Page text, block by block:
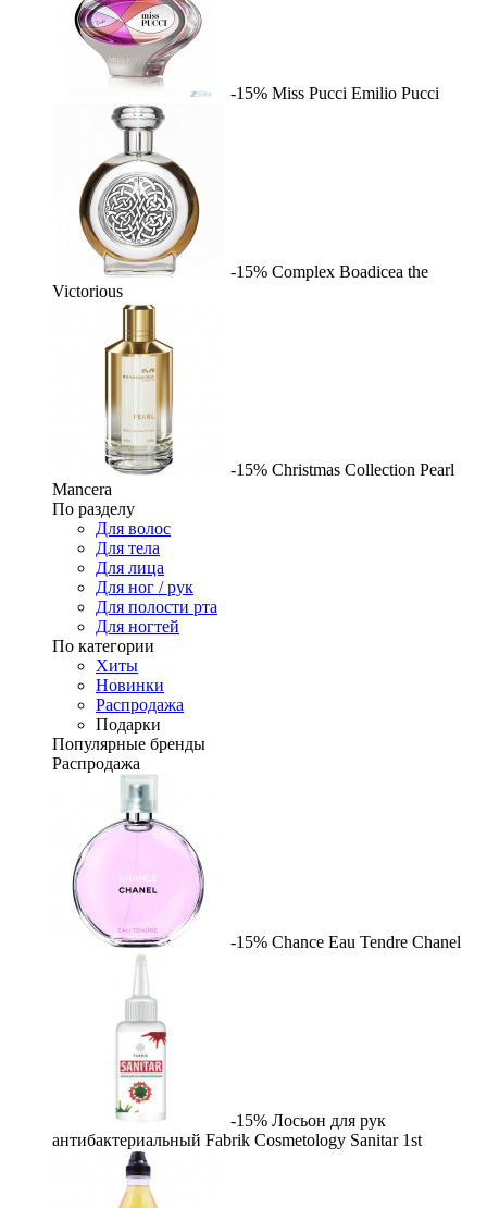
-15% Miss Pucci Emilio Pucci
-15% Complex Boadicea the
Victorious
-15% Christmas Collection Pearl
Mancera
По разделу
Для волос
Для тела
Для лица
Для ног / рук
Для полости рта
Для ногтей
По категории
Хиты
Новинки
Распродажа
Подарки
Популярные бренды
Распродажа
-15% Chance Eau Tendre Chanel
-15% Лосьон для рук
антибактериальный Fabrik Cosmetology Sanitar 1st